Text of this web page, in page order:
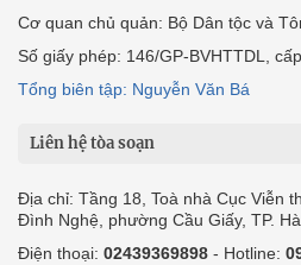
Cơ quan chủ quản: Bộ Dân tộc và
Số giấy phép: 146/GP-BVHTTDL,
Tổng biên tập: Nguyễn Văn Bá
Liên hệ tòa soạn
Địa chỉ: Tầng 18, Toà nhà Cục Viễn
Đình Nghệ, phường Cầu Giấy, TP.
Điện thoại: 02439369898 - Hotline: